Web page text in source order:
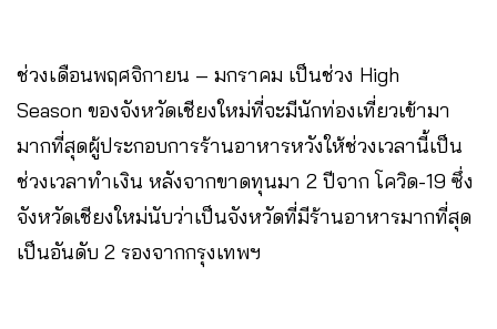
ช่วงเดือนพฤศจิกายน – มกราคม เป็นช่วง High
Season ของจังหวัดเชียงใหม่ที่จะมีนักท่องเที่ยวเข้ามา
มากที่สุดผู้ประกอบการร้านอาหารหวังให้ช่วงเวลานี้เป็น
ช่วงเวลาทำเงิน​ หลังจากขาดทุนมา 2 ปีจาก โควิด-19 ซึ่ง
จังหวัดเชียงใหม่นับว่าเป็นจังหวัดที่มีร้านอาหารมากที่สุด
เป็นอันดับ 2 รองจากกรุงเทพฯ​